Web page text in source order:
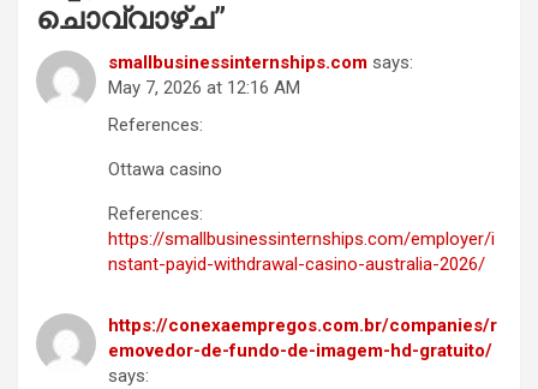
ചൊവ്വാഴ്ച”
smallbusinessinternships.com says:
May 7, 2026 at 12:16 AM
References:
Ottawa casino
References:
https://smallbusinessinternships.com/employer/i
nstant-payid-withdrawal-casino-australia-2026/
https://conexaempregos.com.br/companies/r
emovedor-de-fundo-de-imagem-hd-gratuito/
says: